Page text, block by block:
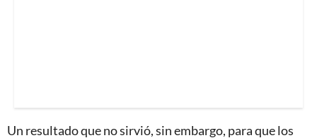
Un resultado que no sirvió, sin embargo, para que los